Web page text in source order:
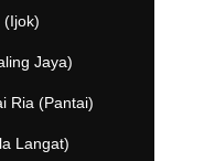
(Ijok)
Jaya)
Ria (Pantai)
Langat)